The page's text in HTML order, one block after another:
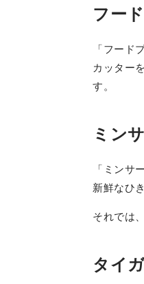
フー
「フード
カッター
す。
ミン
「ミンサ
新鮮なひ
それでは
タイ